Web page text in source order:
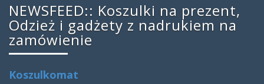
NEWSFEED:: Koszulki na prezent,
Odzież i gadżety z nadrukiem na
zamówienie
Koszulkomat